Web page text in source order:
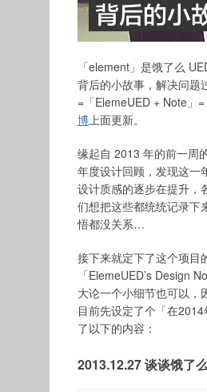
「element」是饿了么
背后的小故事，解决问题
=「ElemeUED + Note」
博上面更新。
缘起自 2013 年的前一周
年度设计回顾，发现这一
设计质感的逐步在提升，
们想把这些都统统记录下
悟都没关系…
接下来就定下了这个项目
「ElemeUED’s Design
大论一个小细节也可以，
目前先设定了个「在
了以下的内容：
2013.12.27 谈谈饿了